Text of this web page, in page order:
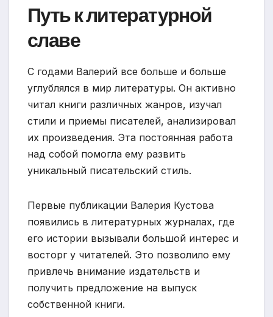
Путь к литературной
славе
С годами Валерий все больше и больше
углублялся в мир литературы. Он активно
читал книги различных жанров, изучал
стили и приемы писателей, анализировал
их произведения. Эта постоянная работа
над собой помогла ему развить
уникальный писательский стиль.
Первые публикации Валерия Кустова
появились в литературных журналах, где
его истории вызывали большой интерес и
восторг у читателей. Это позволило ему
привлечь внимание издательств и
получить предложение на выпуск
собственной книги.